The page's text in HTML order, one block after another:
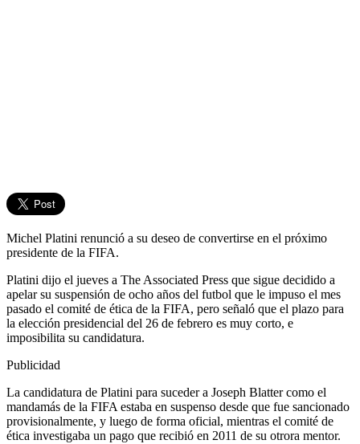
Michel Platini renunció a su deseo de convertirse en el próximo
presidente de la FIFA.
Platini dijo el jueves a The Associated Press que sigue decidido a
apelar su suspensión de ocho años del futbol que le impuso el mes
pasado el comité de ética de la FIFA, pero señaló que el plazo para
la elección presidencial del 26 de febrero es muy corto, e
imposibilita su candidatura.
Publicidad
La candidatura de Platini para suceder a Joseph Blatter como el
mandamás de la FIFA estaba en suspenso desde que fue sancionado
provisionalmente, y luego de forma oficial, mientras el comité de
ética investigaba un pago que recibió en 2011 de su otrora mentor.